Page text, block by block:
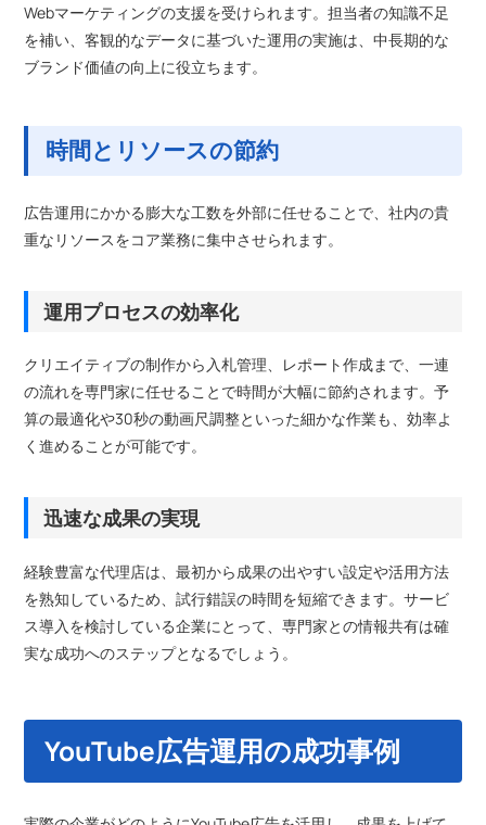
Webマーケティングの支援を受けられます。担当者の知識不足
を補い、客観的なデータに基づいた運用の実施は、中長期的な
ブランド価値の向上に役立ちます。
時間とリソースの節約
広告運用にかかる膨大な工数を外部に任せることで、社内の貴
重なリソースをコア業務に集中させられます。
運用プロセスの効率化
クリエイティブの制作から入札管理、レポート作成まで、一連
の流れを専門家に任せることで時間が大幅に節約されます。予
算の最適化や30秒の動画尺調整といった細かな作業も、効率よ
く進めることが可能です。
迅速な成果の実現
経験豊富な代理店は、最初から成果の出やすい設定や活用方法
を熟知しているため、試行錯誤の時間を短縮できます。サービ
ス導入を検討している企業にとって、専門家との情報共有は確
実な成功へのステップとなるでしょう。
YouTube広告運用の成功事例